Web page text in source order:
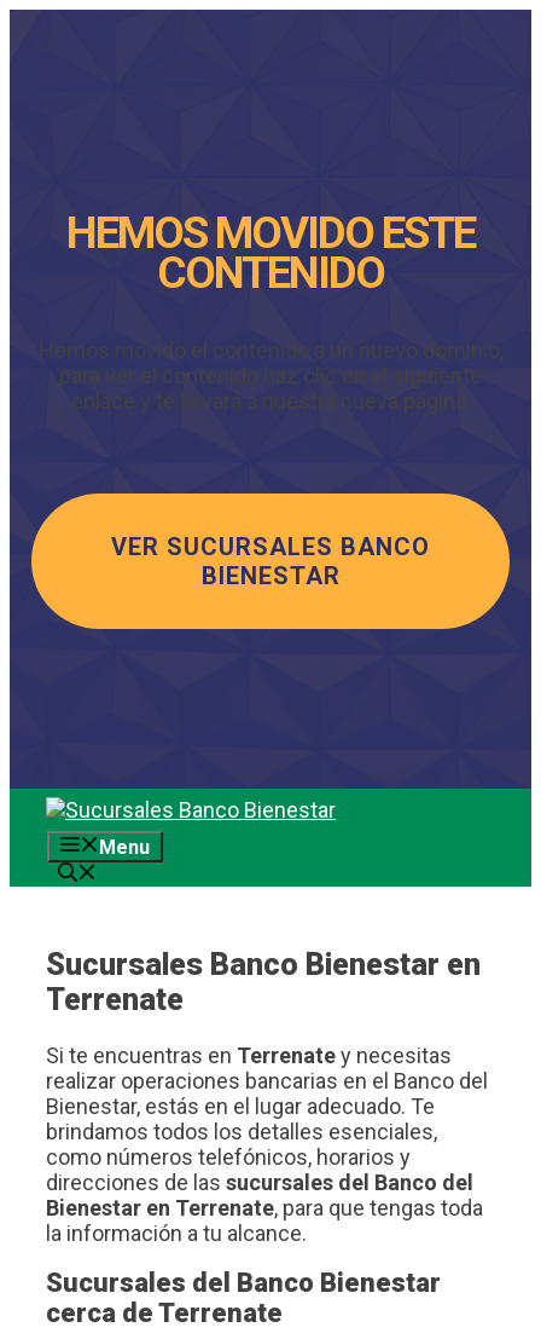
HEMOS MOVIDO ESTE
CONTENIDO
Hemos movido el contenido a un nuevo dominio,
para ver el contenido haz clic en el siguiente
enlace y te llevará a nuestra nueva página.
VER SUCURSALES BANCO
BIENESTAR
Saltar
contenidoMenu
Sucursales Banco Bienestar en
Terrenate
Si te encuentras en Terrenatey necesitas
realizar operaciones bancarias en el Banco del
Bienestar, estás en el lugar adecuado. Te
brindamos todos los detalles esenciales,
como números telefónicos, horarios y
direcciones de las sucursales del Banco del
Bienestar en Terrenate, para que tengas toda
la información a tu alcance.
Sucursales del Banco Bienestar
cerca de Terrenate